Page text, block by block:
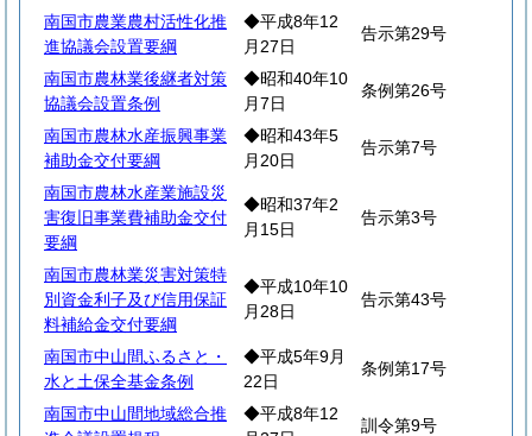
南国市農業農村活性化推
進協議会設置要綱
◆平成8年12
月27日
告示第29号
南国市農林業後継者対策
協議会設置条例
◆昭和40年10
月7日
条例第26号
南国市農林水産振興事業
補助金交付要綱
◆昭和43年5
月20日
告示第7号
南国市農林水産業施設災
害復旧事業費補助金交付
要綱
◆昭和37年2
月15日
告示第3号
南国市農林業災害対策特
別資金利子及び信用保証
料補給金交付要綱
◆平成10年10
月28日
告示第43号
南国市中山間ふるさと・
水と土保全基金条例
◆平成5年9月
22日
条例第17号
南国市中山間地域総合推
◆平成8年12
訓令第9号